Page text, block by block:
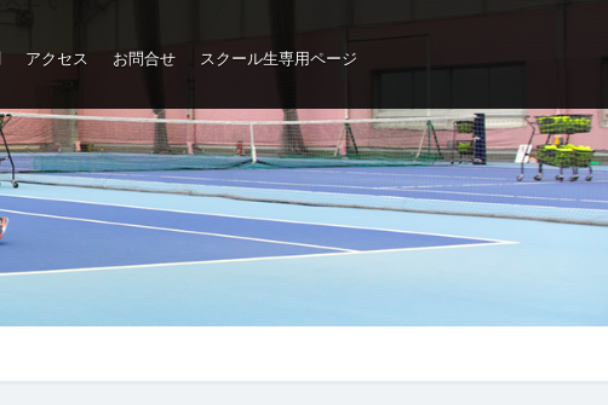
アクセス お問合せ スクール生専用ページ